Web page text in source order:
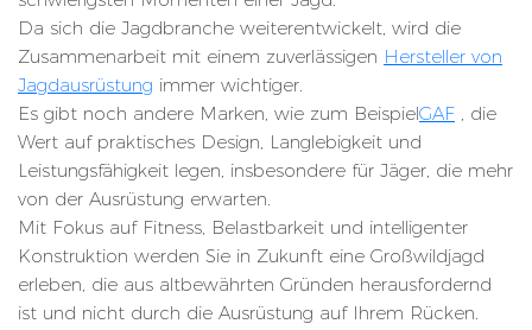
Da sich die Jagdbranche weiterentwickelt, wird die
Zusammenarbeit mit einem zuverlässigen Hersteller von
Jagdausrüstung immer wichtiger.
Es gibt noch andere Marken, wie zum BeispielGAF , die
Wert auf praktisches Design, Langlebigkeit und
Leistungsfähigkeit legen, insbesondere für Jäger, die mehr
von der Ausrüstung erwarten.
Mit Fokus auf Fitness, Belastbarkeit und intelligenter
Konstruktion werden Sie in Zukunft eine Großwildjagd
erleben, die aus altbewährten Gründen herausfordernd
ist und nicht durch die Ausrüstung auf Ihrem Rücken.